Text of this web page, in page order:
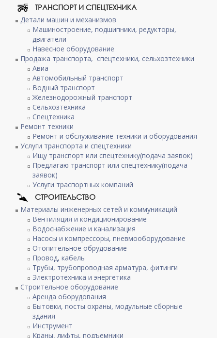
ТРАНСПОРТ И СПЕЦТЕХНИКА
Детали машин и механизмов
Машиностроение, подшипники, редукторы,
двигатели
Навесное оборудование
Продажа транспорта, спецтехники, сельхозтехники
Авиа
Автомобильный транспорт
Водный транспорт
Железнодорожный транспорт
Сельхозтехника
Спецтехника
Ремонт техники
Ремонт и обслуживание техники и оборудования
Услуги транспорта и спецтехники
Ищу транспорт или спецтехнику(подача заявок)
Предлагаю транспорт или спецтехнику(подача
заявок)
Услуги траспортных компаний
СТРОИТЕЛЬСТВО
Материалы инженерных сетей и коммуникаций
Вентиляция и кондиционирование
Водоснабжение и канализация
Насосы и компрессоры, пневмооборудование
Отопительное обрудование
Провод, кабель
Трубы, трубопроводная арматура, фитинги
Электротехника и энергетика
Строительное оборудование
Аренда оборудования
Бытовки, посты охраны, модульные сборные
здания
Инструмент
Краны, лифты, подъемники